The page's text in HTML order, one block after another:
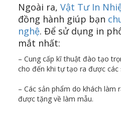
Ngoài ra, Vật Tư In
đồng hành giúp bạn
nghệ. Để sử dụng in
mắt nhất:
– Cung cấp kĩ thuật đào tạo
cho đến khi tự tạo ra được các
– Các sản phẩm do khách làm
được tặng về làm mẫu.